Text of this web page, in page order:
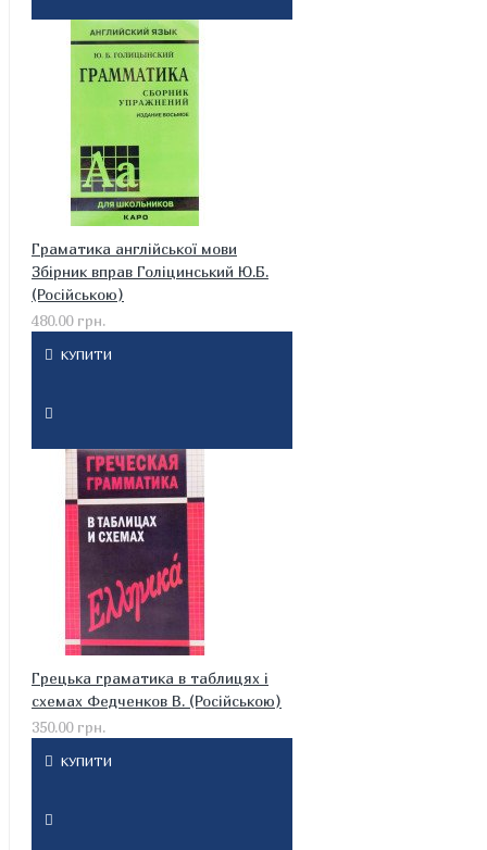
Граматика англійської мови
Збірник вправ Голіцинський Ю.Б.
(Російською)
480.00 грн.
КУПИТИ
Грецька граматика в таблицях і
схемах Федченков В. (Російською)
350.00 грн.
КУПИТИ